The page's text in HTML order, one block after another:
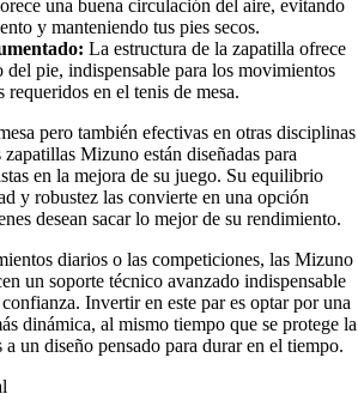
una buena circulación del aire, evitando
y manteniendo tus pies secos.
La estructura de la zapatilla ofrece
del pie, indispensable para los movimientos
requeridos en el tenis de mesa.
pero también efectivas en otras disciplinas
zapatillas Mizuno están diseñadas para
en la mejora de su juego. Su equilibrio
y robustez las convierte en una opción
desean sacar lo mejor de su rendimiento.
diarios o las competiciones, las Mizuno
un soporte técnico avanzado indispensable
Invertir en este par es optar por una
dinámica, al mismo tiempo que se protege la
a un diseño pensado para durar en el tiempo.